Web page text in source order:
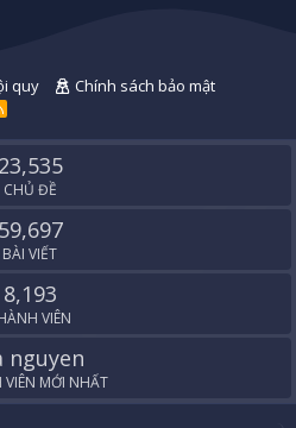
quy
Chính sách bảo mật
R
S
23,535
CHỦ ĐỀ
59,697
BÀI VIẾT
8,193
VIÊN
nguyen
MỚI NHẤT